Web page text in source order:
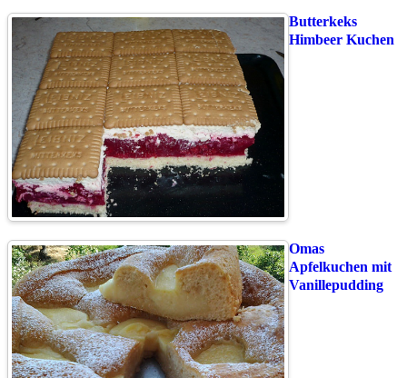
Butterkeks
Himbeer Kuchen
Omas
Apfelkuchen mit
Vanillepudding